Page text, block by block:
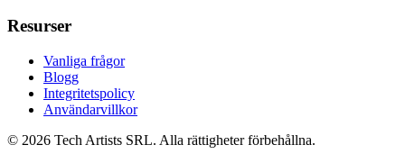
Resurser
Vanliga frågor
Blogg
Integritetspolicy
Användarvillkor
© 2026 Tech Artists SRL. Alla rättigheter förbehållna.